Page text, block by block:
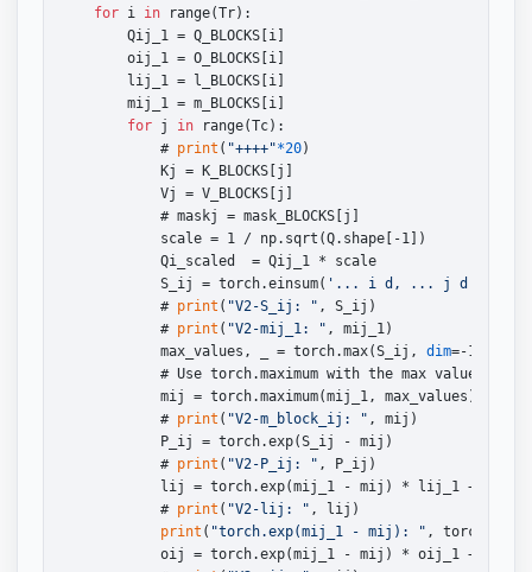
for i in range(Tr):
        Qij_1 = Q_BLOCKS[i]
        oij_1 = O_BLOCKS[i]
        lij_1 = l_BLOCKS[i]
        mij_1 = m_BLOCKS[i]
for j in range(Tc):
            #
print ( "++++"*20)
            Kj = K_BLOCKS[j]
            Vj = V_BLOCKS[j]
            # maskj = mask_BLOCKS[j]
            scale = 1 / np.sqrt(Q.shape[-1])
            Qi_scaled  = Qij_1 * scale
            S_ij = torch.einsum(
'... i d, ... j d ->
            #
print ( "V2-S_ij: " , S_ij)
            #
print ( "V2-mij_1: " , mij_1)
            max_values, _ = torch.max(S_ij,
dim=-1,
            # Use torch.maximum with the max values
            mij = torch.maximum(mij_1, max_values)
            #
print ( "V2-m_block_ij: " , mij)
            P_ij = torch.exp(S_ij - mij)
            #
print ( "V2-P_ij: " , P_ij)
lij = torch.exp(mij_1 - mij) * lij_1 +
            #
print ( "V2-lij: " , lij)
print ( "torch.exp(mij_1 - mij): " ,
oij = torch.exp(mij_1 - mij) * oij_1 +